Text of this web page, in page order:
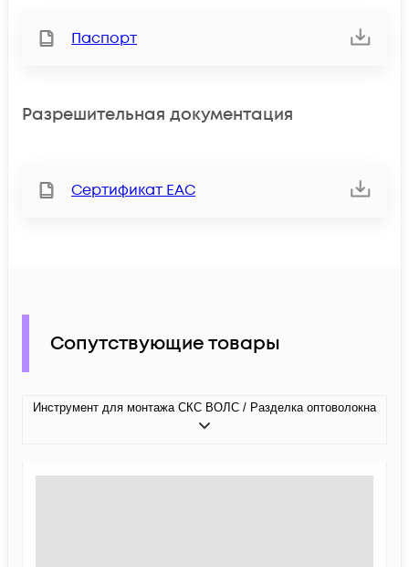
Паспорт
Разрешительная документация
Сертификат ЕАС
Сопутствующие товары
Инструмент для монтажа СКС ВОЛС / Разделка оптоволокна